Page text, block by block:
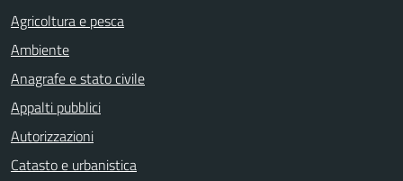
Agricoltura e pesca
Ambiente
Anagrafe e stato civile
Appalti pubblici
Autorizzazioni
Catasto e urbanistica